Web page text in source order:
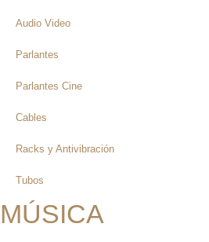
Audio Video
Parlantes
Parlantes Cine
Cables
Racks y Antivibración
Tubos
MÚSICA